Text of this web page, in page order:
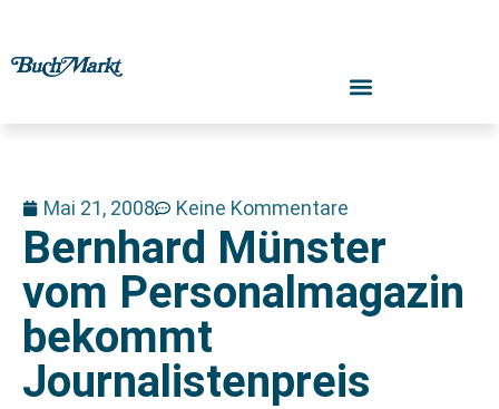
Mai 21, 2008 Keine Kommentare
Bernhard Münster
vom Personalmagazin
bekommt
Journalistenpreis